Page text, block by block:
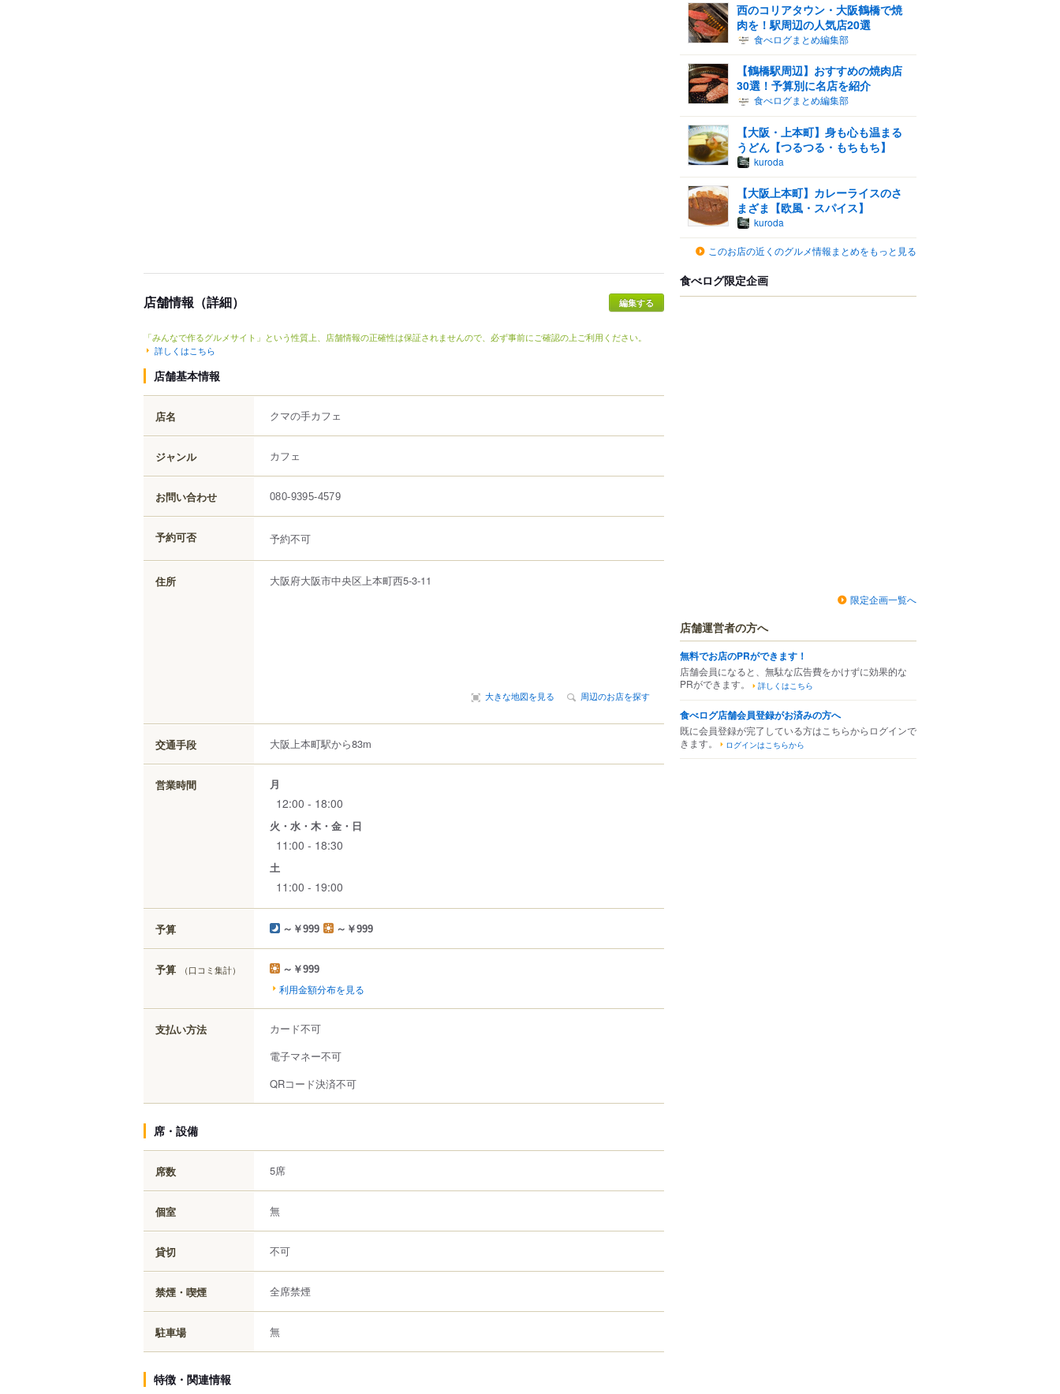
店舗情報（詳細） 編集する
「みんなで作るグルメサイト」という性質上、店舗情報の正確性は保証されませんので、必ず事前にご確認の上ご利用ください。
詳しくはこちら
店舗基本情報
店名 クマの手カフェ
ジャンル カフェ
お問い合わせ 080-9395-4579
予約可否 予約不可
住所 大阪府大阪市中央区 上本町西5-3-11
大きな地図を見る 周辺のお店を探す
交通手段 大阪上本町駅から83m
営業時間 月
12:00 - 18:00
火・水・木・金・日
11:00 - 18:30
土
11:00 - 19:00
予算 ～￥999 ～￥999
予算 （口コミ集計） ～￥999
利用金額分布を見る
支払い方法
カード不可
電子マネー不可
QRコード決済不可
席・設備
席数 5席
個室 無
貸切 不可
禁煙・喫煙 全席禁煙
駐車場 無
特徴・関連情報
西のコリアタウン・大阪鶴橋で焼
肉を！駅周辺の人気店20選
食べログまとめ編集部
【鶴橋駅周辺】おすすめの焼肉店
30選！予算別に名店を紹介
食べログまとめ編集部
【大阪・上本町】身も心も温まる
うどん【つるつる・もちもち】
kuroda
【大阪上本町】カレーライスのさ
まざま【欧風・スパイス】
kuroda
このお店の近くのグルメ情報まとめをもっと見る
食べログ限定企画
限定企画一覧へ
店舗運営者の方へ
無料でお店のPRができます！
店舗会員になると、無駄な広告費をかけずに効果的な
PRができます。
詳しくはこちら
食べログ店舗会員登録がお済みの方へ
既に会員登録が完了している方はこちらからログインで
きます。
ログインはこちらから